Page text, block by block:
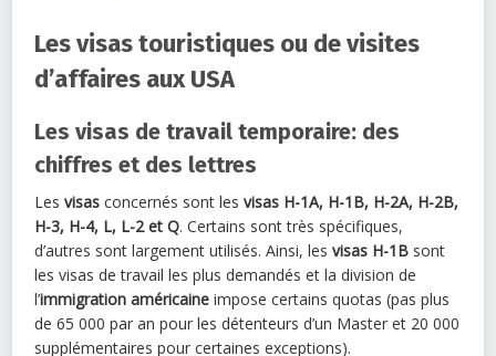
Les visas touristiques ou de visites
d’affaires aux USA
Les visas de travail temporaire: des
chiffres et des lettres
Lesvisas concernés sont lesvisas H-1A, H-1B, H-2A, H-2B,
H-3, H-4, L, L-2 et Q. Certains sont très spécifiques,
d’autres sont largement utilisés. Ainsi, lesvisas H-1B sont
les visas de travail les plus demandés et la division de
l’immigration américaine impose certains quotas (pas plus
de 65 000 par an pour les détenteurs d’un Master et 20 000
supplémentaires pour certaines exceptions).